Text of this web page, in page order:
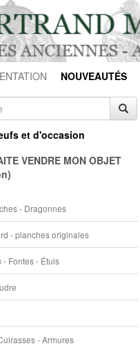
NOUVEAUTÉS
et d'occasion
VENDRE MON OBJET
- Dragonnes
- planches originales
- Fontes - Étuis
- Armures